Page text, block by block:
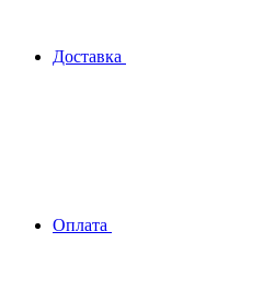
Доставка
Оплата